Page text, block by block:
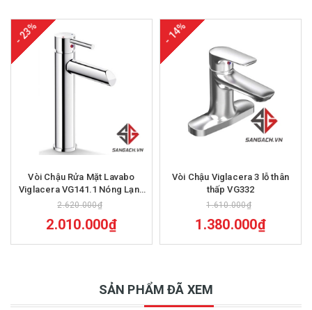
- 23%
Vòi Chậu Rửa Mặt Lavabo
Viglacera VG141.1 Nóng Lạnh
Cổ Cao
2.620.000₫
2.010.000₫
- 14%
Vòi Chậu Viglacera 3 lỗ thân
thấp VG332
1.610.000₫
1.380.000₫
SẢN PHẨM ĐÃ XEM